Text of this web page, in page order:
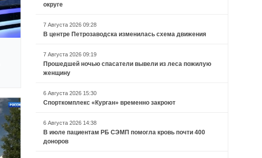
округе
7 Августа 2026 09:28
В центре Петрозаводска изменилась схема движения
7 Августа 2026 09:19
Прошедшей ночью спасатели вывели из леса пожилую
женщину
6 Августа 2026 15:30
Спорткомплекс «Курган» временно закроют
6 Августа 2026 14:38
В июле пациентам РБ СЭМП помогла кровь почти 400
доноров